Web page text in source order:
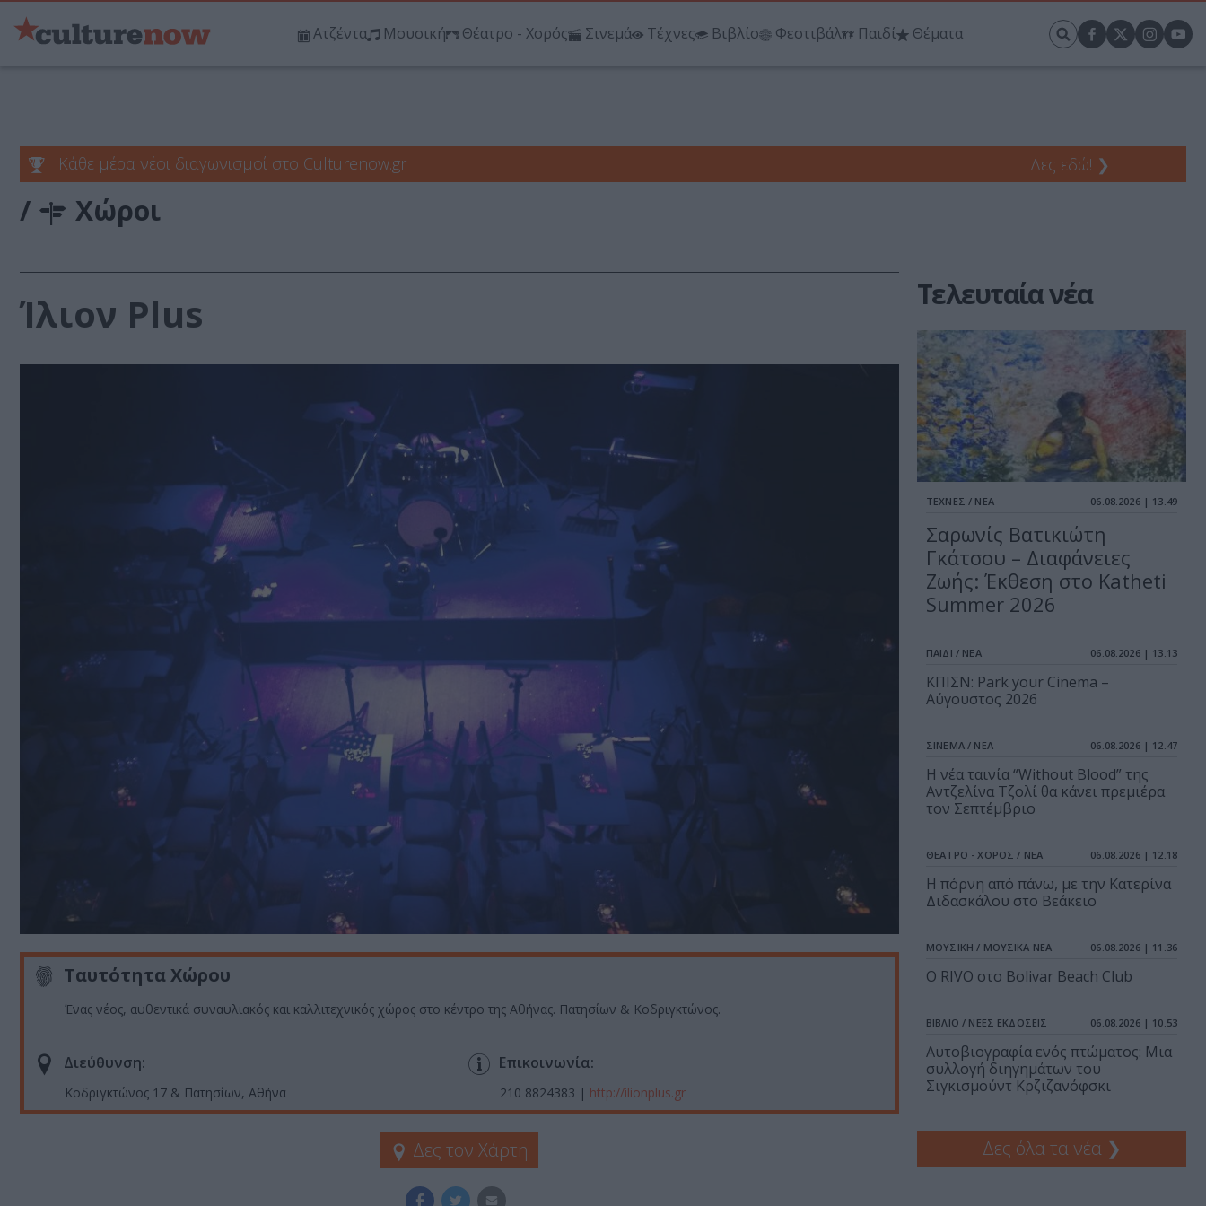
Ατζέντα Μουσική Θέατρο - Χορός Σινεμά Τέχνες Βιβλίο Φεστιβάλ Παιδί Θέματα
Κάθε μέρα νέοι διαγωνισμοί στο Culturenow.gr Δες εδώ! ❯
/ Χώροι
Ίλιον Plus
Ταυτότητα Χώρου
Ένας νέος, αυθεντικά συναυλιακός και καλλιτεχνικός χώρος στο κέντρο της Αθήνας. Πατησίων & Κοδριγκτώνος.
Διεύθυνση:
Κοδριγκτώνος 17 & Πατησίων, Αθήνα
Επικοινωνία:
210 8824383 | http://ilionplus.gr
Δες τον Χάρτη
Τελευταία νέα
ΤΕΧΝΕΣ / ΝΕΑ 06.08.2026 | 13.49
Σαρωνίς Βατικιώτη
Γκάτσου – Διαφάνειες
Ζωής: Έκθεση στο Katheti
Summer 2026
ΠΑΙΔΙ / ΝΕΑ 06.08.2026 | 13.13
ΚΠΙΣΝ: Park your Cinema –
Αύγουστος 2026
ΣΙΝΕΜΑ / ΝΕΑ 06.08.2026 | 12.47
Η νέα ταινία “Without Blood” της
Αντζελίνα Τζολί θα κάνει πρεμιέρα
τον Σεπτέμβριο
ΘΕΑΤΡΟ - ΧΟΡΟΣ / ΝΕΑ 06.08.2026 | 12.18
Η πόρνη από πάνω, με την Κατερίνα
Διδασκάλου στο Βεάκειο
ΜΟΥΣΙΚΗ / ΜΟΥΣΙΚΑ ΝΕΑ 06.08.2026 | 11.36
Ο RIVO στο Bolivar Beach Club
ΒΙΒΛΙΟ / ΝΕΕΣ ΕΚΔΟΣΕΙΣ 06.08.2026 | 10.53
Αυτοβιογραφία ενός πτώματος: Μια
συλλογή διηγημάτων του
Σιγκισμούντ Κρζιζανόφσκι
Δες όλα τα νέα ❯